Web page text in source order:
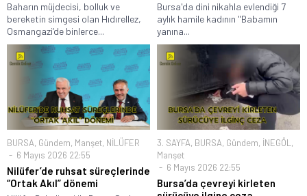
Baharın müjdecisi, bolluk ve
bereketin simgesi olan Hıdırellez,
Osmangazi’de binlerce...
Bursa'da dini nikahla evlendiği 7
aylık hamile kadının "Babamın
yanına...
BURSA, Gündem, Manşet, NİLÜFER
6 Mayıs 2026 22:55
Nilüfer’de ruhsat süreçlerinde
“Ortak Akıl” dönemi
3. SAYFA, BURSA, Gündem, İNEGÖL ,
Manşet
6 Mayıs 2026 22:55
Bursa’da çevreyi kirleten